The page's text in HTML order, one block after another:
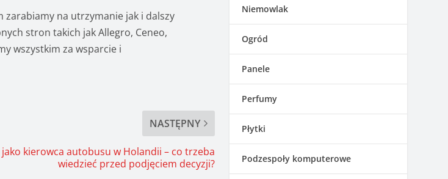
zarabiamy na utrzymanie jak i dalszy
stron takich jak Allegro, Ceneo,
wszystkim za wsparcie i
NASTĘPNY
jako kierowca autobusu w Holandii – co trzeba
wiedzieć przed podjęciem decyzji?
Niemowlak
Ogród
Panele
Perfumy
Płytki
Podzespoły komputerowe